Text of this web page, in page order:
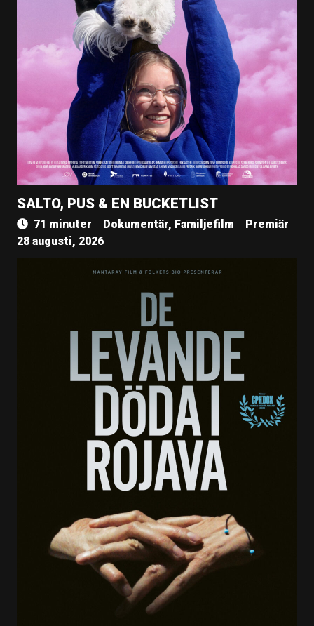
SALTO, PUS & EN BUCKETLIST
71 minuter Dokumentär, Familjefilm
Premiär
28 augusti, 2026